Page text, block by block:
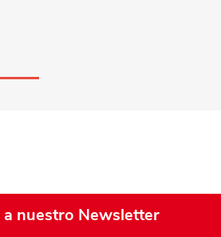
nuestro Newsletter